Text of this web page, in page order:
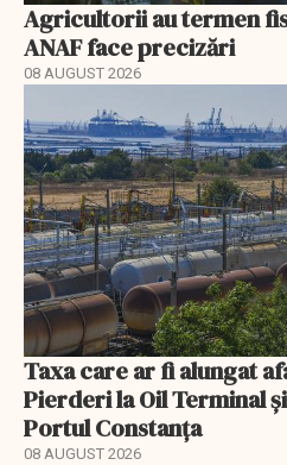
Agricultorii au termen
ANAF face precizări
08 AUGUST 2026
Taxa care ar fi alungat
Pierderi la Oil Terminal
Portul Constanța
08 AUGUST 2026